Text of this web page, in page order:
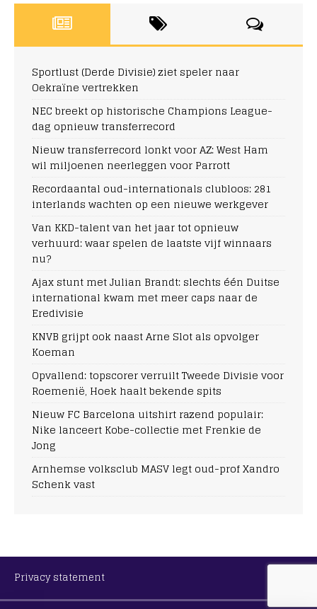
Sportlust (Derde Divisie) ziet speler naar
Oekraïne vertrekken
NEC breekt op historische Champions League-
dag opnieuw transferrecord
Nieuw transferrecord lonkt voor AZ: West Ham
wil miljoenen neerleggen voor Parrott
Recordaantal oud-internationals clubloos: 281
interlands wachten op een nieuwe werkgever
Van KKD-talent van het jaar tot opnieuw
verhuurd: waar spelen de laatste vijf winnaars
nu?
Ajax stunt met Julian Brandt: slechts één Duitse
international kwam met meer caps naar de
Eredivisie
KNVB grijpt ook naast Arne Slot als opvolger
Koeman
Opvallend: topscorer verruilt Tweede Divisie voor
Roemenië, Hoek haalt bekende spits
Nieuw FC Barcelona uitshirt razend populair:
Nike lanceert Kobe-collectie met Frenkie de
Jong
Arnhemse volksclub MASV legt oud-prof Xandro
Schenk vast
Privacy statement